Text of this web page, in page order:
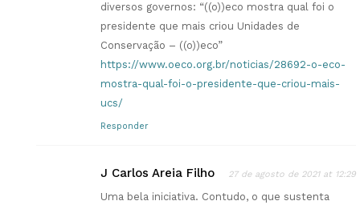
diversos governos: “((o))eco mostra qual foi o
presidente que mais criou Unidades de
Conservação – ((o))eco”
https://www.oeco.org.br/noticias/28692-o-eco-
mostra-qual-foi-o-presidente-que-criou-mais-
ucs/
Responder
J Carlos Areia Filho 27 de agosto de 2021 at 12:29
Uma bela iniciativa. Contudo, o que sustenta